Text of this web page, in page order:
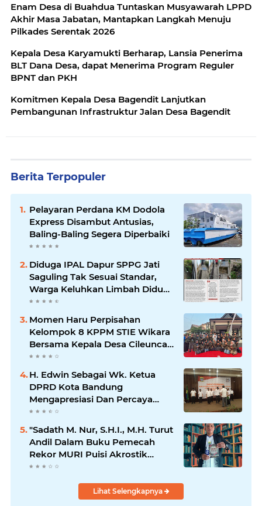
Enam Desa di Buahdua Tuntaskan Musyawarah LPPD
Akhir Masa Jabatan, Mantapkan Langkah Menuju
Pilkades Serentak 2026
Kepala Desa Karyamukti Berharap, Lansia Penerima
BLT Dana Desa, dapat Menerima Program Reguler
BPNT dan PKH
Komitmen Kepala Desa Bagendit Lanjutkan
Pembangunan Infrastruktur Jalan Desa Bagendit
Berita Terpopuler
Pelayaran Perdana KM Dodola
Express Disambut Antusias,
Baling-Baling Segera Diperbaiki
Diduga IPAL Dapur SPPG Jati
Saguling Tak Sesuai Standar,
Warga Keluhkan Limbah Diduga
Mengalir ke Sungai
Momen Haru Perpisahan
Kelompok 8 KPPM STIE Wikara
Bersama Kepala Desa Cileunca
di Kecamatan Bojong
H. Edwin Sebagai Wk. Ketua
DPRD Kota Bandung
Mengapresiasi Dan Percaya
Penuh Kepada Kepemimpinan
Lpm Kota Bandung Periode
2021-2026
"Sadath M. Nur, S.H.I., M.H. Turut
Andil Dalam Buku Pemecah
Rekor MURI Puisi Akrostik
Terbanyak
Lihat Selengkapnya